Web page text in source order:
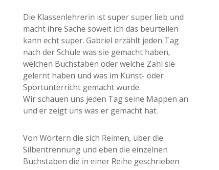
Die Klassenlehrerin ist super super lieb und
macht ihre Sache soweit ich das beurteilen
kann echt super. Gabriel erzählt jeden Tag
nach der Schule was sie gemacht haben,
welchen Buchstaben oder welche Zahl sie
gelernt haben und was im Kunst- oder
Sportunterricht gemacht wurde.
Wir schauen uns jeden Tag seine Mappen an
und er zeigt uns was er gemacht hat.
Von Wörtern die sich Reimen, über die
Silbentrennung und eben die einzelnen
Buchstaben die in einer Reihe geschrieben